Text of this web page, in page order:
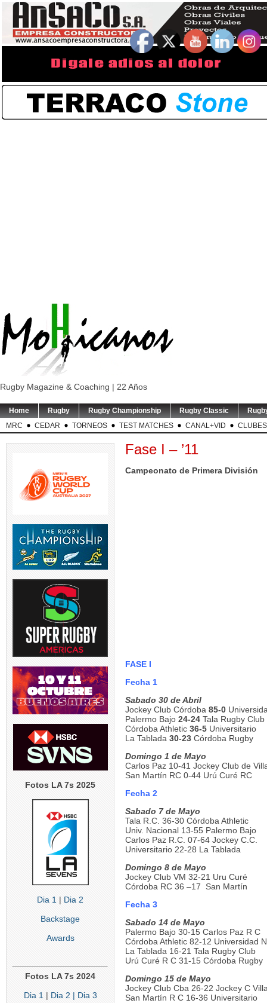
Rugby Magazine & Coaching | 22 Años
Home Rugby Rugby Championship Rugby Classic
MRC
CEDAR TORNEOS TEST MATCHES CANAL+VID CLUBES
Fotos LA 7s 2025
Dia 1 | Dia 2
Backstage
Awards
Fotos LA 7s 2024
Dia 1 | Dia 2 | Dia 3
Fase I – ’11
Campeonato de Primera División
FASE I
Fecha 1
Sabado 30 de Abril
Jockey Club Córdoba 85-0
Palermo Bajo 24-24 Tala Rugby Club
Córdoba Athletic 36-5 Universitario
La Tablada 30-23 Córdoba Rugby
Domingo 1 de Mayo
Carlos Paz 10-41 Jockey Club de
San Martín RC 0-44 Urú Curé RC
Fecha 2
Sabado 7 de Mayo
Tala R.C. 36-30 Córdoba Athletic
Univ. Nacional 13-55 Palermo Bajo
Carlos Paz R.C. 07-64 Jockey C.C.
Universitario 22-28 La Tablada
Domingo 8 de Mayo
Jockey Club VM 32-21 Uru Curé
Córdoba RC 36 –17 San Martín
Fecha 3
Sabado 14 de Mayo
Palermo Bajo 30-15 Carlos Paz R C
Córdoba Athletic 82-12 Universidad
La Tablada 16-21 Tala Rugby Club
Urú Curé R C 31-15 Córdoba Rugby
Domingo 15 de Mayo
Jockey Club Cba 26-22 Jockey C
San Martín R C 16-36 Universitario
|
...
RUGBY DE OPINION | Se
modifica permanentemente
el...
5 0
SVNS 2026/27 | World
Rugby anunció fechas y
sedes...
5 0